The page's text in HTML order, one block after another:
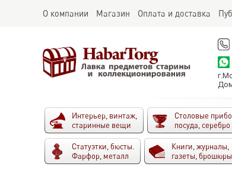
О компании Магазин Оплата и доставка
Интерьер, винтаж,
старинные вещи
Столовые
посуда, серебро
Статуэтки, бюсты.
Фарфор, металл
Книги, журналы,
газеты, брошюры